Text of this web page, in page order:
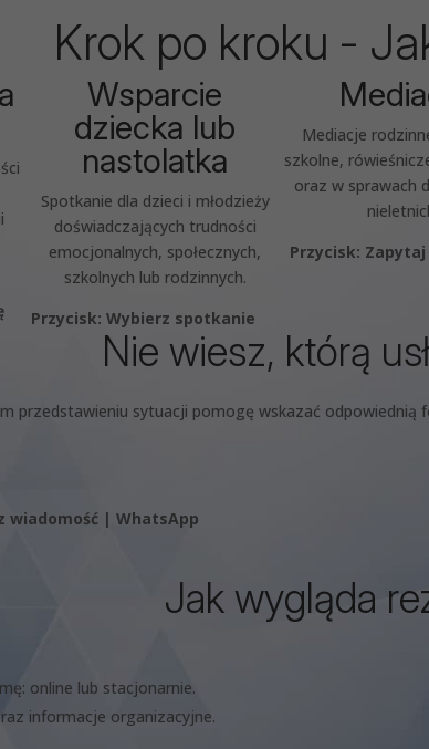
Krok po kroku -
Wsparcie
dziecka lub
nastolatka
Spotkanie dla dzieci i młodzieży
doświadczających trudności
emocjonalnych, społecznych,
szkolnych lub rodzinnych.
Przycisk: Wybierz spotkanie
Mediacje
szkolne,
oraz w sprawach
Przycisk:
Nie wiesz, którą
przedstawieniu sytuacji pomogę wskazać odpowiednią
wiadomość | WhatsApp
Jak wygląda
online lub stacjonarnie.
informacje organizacyjne.